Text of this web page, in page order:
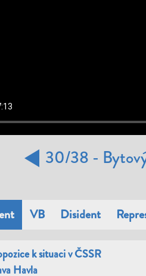
30/38 -
VB Disident
k situaci v ČSSR
Havla